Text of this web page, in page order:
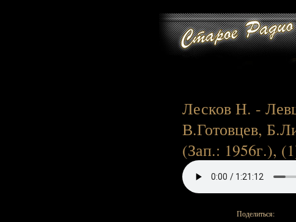
Лесков Н. -
В.Готовцев,
(Зап.: 1956г.),
Поделиться: